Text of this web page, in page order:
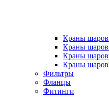
Краны
Краны
Краны
Краны
Фильтры
Фланцы
Фитинги